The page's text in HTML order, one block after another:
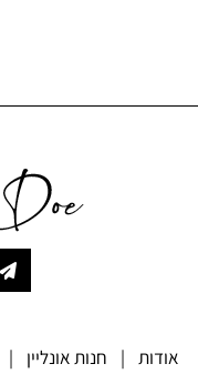
אודות | חנות אונליין |